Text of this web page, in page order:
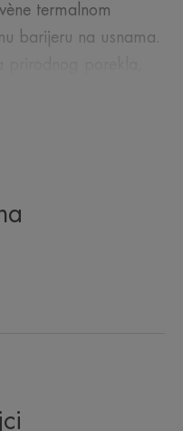
termalnom
barijeru na usnama.
Ambalaža je
STRUČNJAKA
obnavljanje